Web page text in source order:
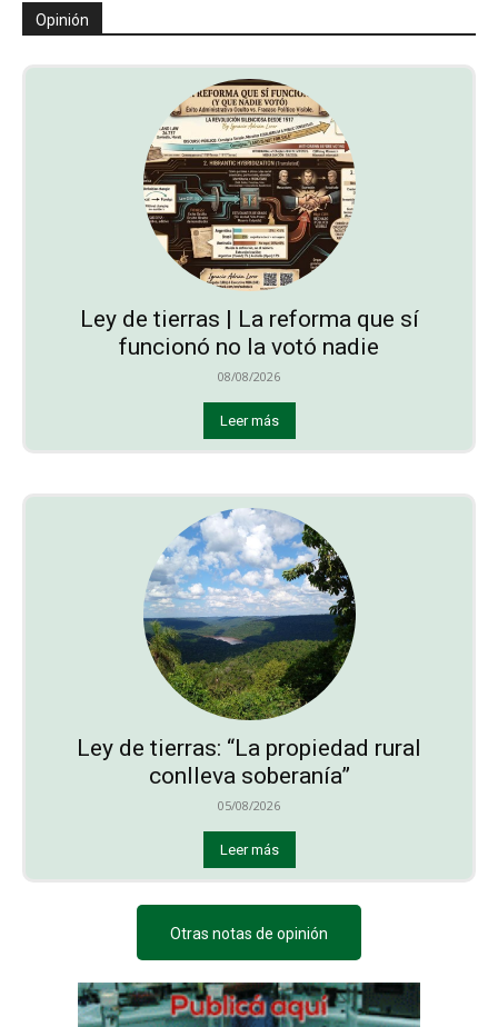
Opinión
Ley de tierras | La reforma que sí
funcionó no la votó nadie
08/08/2026
Leer más
Ley de tierras: “La propiedad rural
conlleva soberanía”
05/08/2026
Leer más
Otras notas de opinión